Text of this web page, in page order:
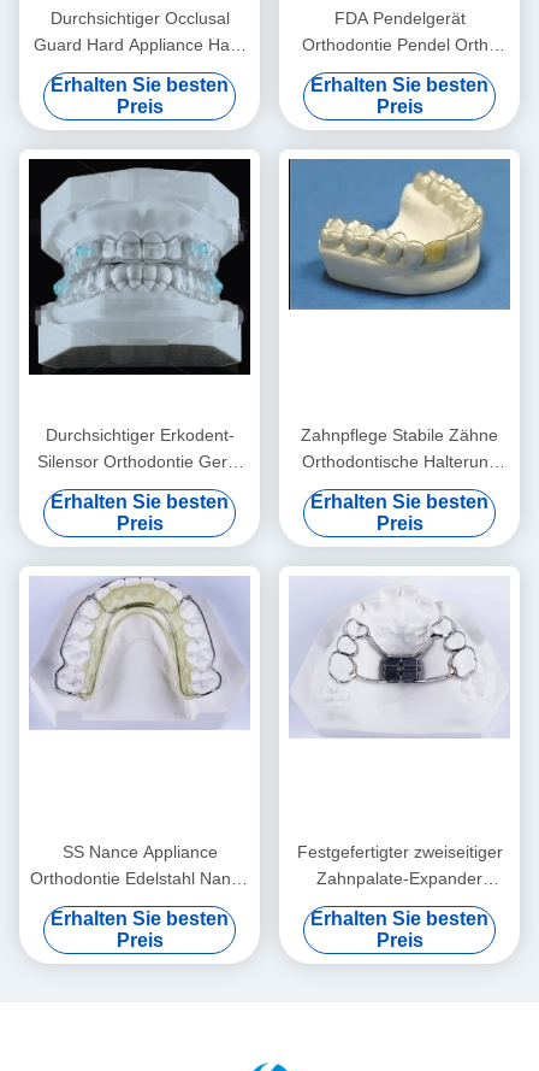
Durchsichtiger Occlusal
Guard Hard Appliance Hard
Night Guard für das Zähne
schleifen
Erhalten Sie besten
Preis
FDA Pendelgerät
Orthodontie Pendel Ortho
Gerät anpassbar
Erhalten Sie besten
Preis
Durchsichtiger Erkodent-
Silensor Orthodontie Gerät
Anti-Schnarchen Mundstück
Erhalten Sie besten
Preis
Zahnpflege Stabile Zähne
Orthodontische Halterung
Professionelle klare
Halterung
Erhalten Sie besten
Preis
SS Nance Appliance
Orthodontie Edelstahl Nance
Zahnapparat
Erhalten Sie besten
Preis
Festgefertigter zweiseitiger
Zahnpalate-Expander
Zahnpalate-Spreader
Erhalten Sie besten
Preis